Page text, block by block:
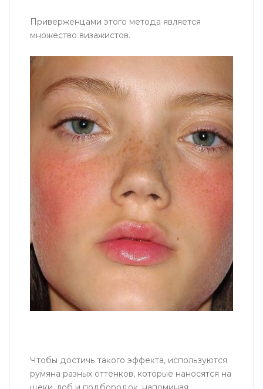
Приверженцами этого метода является
множество визажистов.
Чтобы достичь такого эффекта, используются
румяна разных оттенков, которые наносятся на